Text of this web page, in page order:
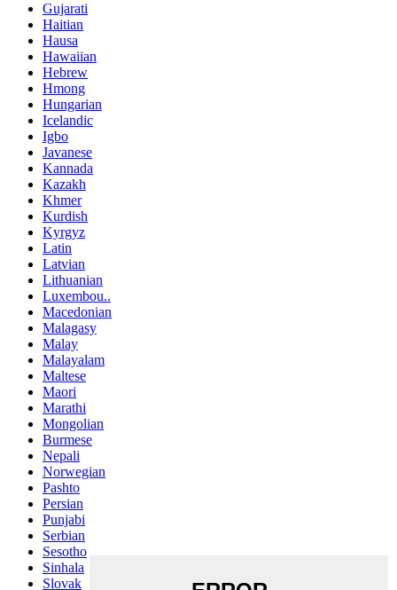
Gujarati
Haitian
Hausa
Hawaiian
Hebrew
Hmong
Hungarian
Icelandic
Igbo
Javanese
Kannada
Kazakh
Khmer
Kurdish
Kyrgyz
Latin
Latvian
Lithuanian
Luxembou..
Macedonian
Malagasy
Malay
Malayalam
Maltese
Maori
Marathi
Mongolian
Burmese
Nepali
Norwegian
Pashto
Persian
Punjabi
Serbian
Sesotho
Sinhala
Slovak